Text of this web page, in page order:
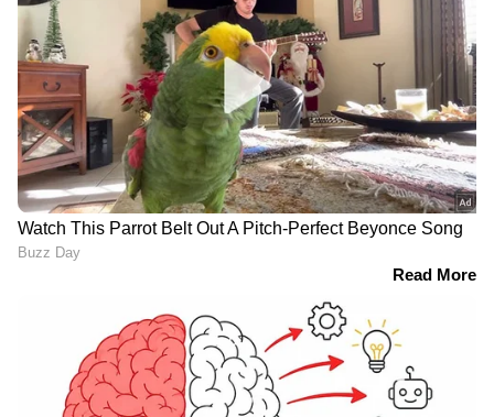
എത്തിച്ചെങ്കിലും അപ്പോഴേക്കും മരണം
സംഭവിച്ചിരുന്നു. ഇത് തികച്ചും ദാരുണമാണ്,
ഒഴിവാക്കാൻ കഴിയുമായിരുന്ന
അപകടമായിരുന്നെന്ന് പൊലീസ് അറിയിച്ചു.
സിറിയയിലെ രാസായുധ പ്രയോഗം
അന്വേഷിക്കണം; അടിയന്തര യോഗം
വിളിച്ച് രാസായുധ നിരോധന നിരീക്ഷണ
ഏഷ്യാനെറ്റ് ന്യൂസ് ലൈവ് യൂട്യൂബിൽ
കാണാം